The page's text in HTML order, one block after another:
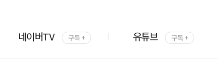
네이버TV 구독 + 유튜브 구독 +